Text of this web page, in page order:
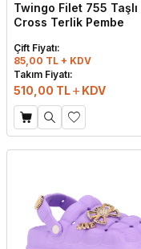
Twingo Filet 755 Taşlı
Cross Terlik Pembe
Çift Fiyatı:
85,00 TL + KDV
Takım Fiyatı:
510,00 TL KDV